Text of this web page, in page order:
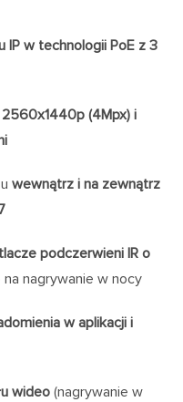
IP w technologii PoE z 3
(4Mpx) i
wewnątrz i na zewnątrz
podczerwieni IR o
na nagrywanie w nocy
w aplikacji i
wideo (nagrywanie w